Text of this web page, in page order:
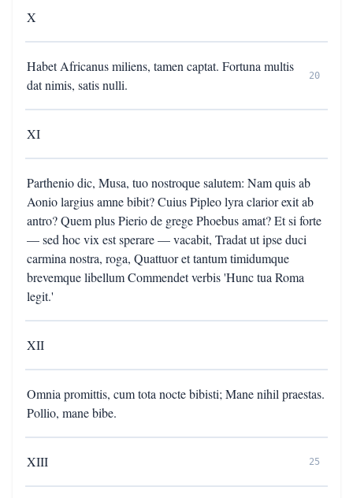
X
Habet Africanus miliens, tamen captat. Fortuna multis
dat nimis, satis nulli.
20
XI
Parthenio dic, Musa, tuo nostroque salutem: Nam quis ab
Aonio largius amne bibit? Cuius Pipleo lyra clarior exit ab
antro? Quem plus Pierio de grege Phoebus amat? Et si forte
— sed hoc vix est sperare — vacabit, Tradat ut ipse duci
carmina nostra, roga, Quattuor et tantum timidumque
brevemque libellum Commendet verbis 'Hunc tua Roma
legit.'
XII
Omnia promittis, cum tota nocte bibisti; Mane nihil praestas.
Pollio, mane bibe.
XIII 25